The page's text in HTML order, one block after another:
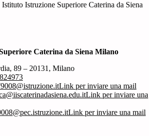
Istituto Istruzione Superiore Caterina da Siena
Caterina da Siena Milano
89 – 20131, Milano
Link per inviare una mail
Link per inviare una
Link per inviare una mail